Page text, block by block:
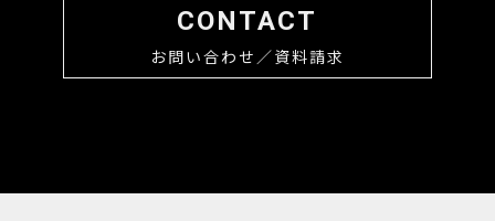
CONTACT
お問い合わせ／資料請求